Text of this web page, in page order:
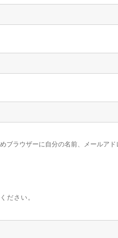
ブラウザーに自分の名前、メールアド
ださい。